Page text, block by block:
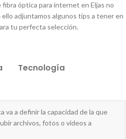
fibra óptica para internet en Eljas no
adjuntamos algunos tips a tener en
tu perfecta selección.
Tecnología
va a definir la capacidad de la que
archivos, fotos o vídeos a